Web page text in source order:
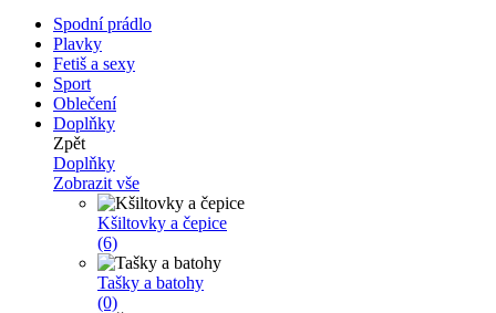
Spodní prádlo
Plavky
Fetiš a sexy
Sport
Oblečení
Doplňky
Zpět
Doplňky
Zobrazit vše
Kšiltovky a čepice
(6)
Tašky a batohy
(0)